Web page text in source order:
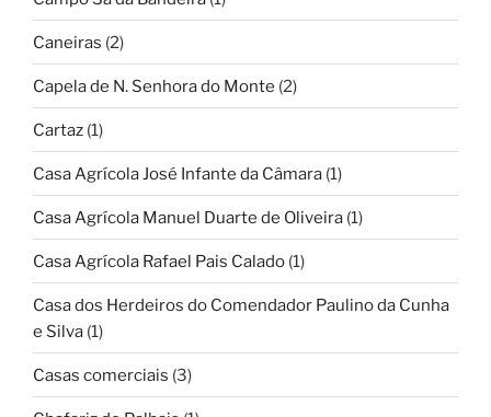
Caneiras (2)
Capela de N. Senhora do Monte (2)
Cartaz (1)
Casa Agrícola José Infante da Câmara (1)
Casa Agrícola Manuel Duarte de Oliveira (1)
Casa Agrícola Rafael Pais Calado (1)
Casa dos Herdeiros do Comendador Paulino da Cunha
e Silva (1)
Casas comerciais (3)